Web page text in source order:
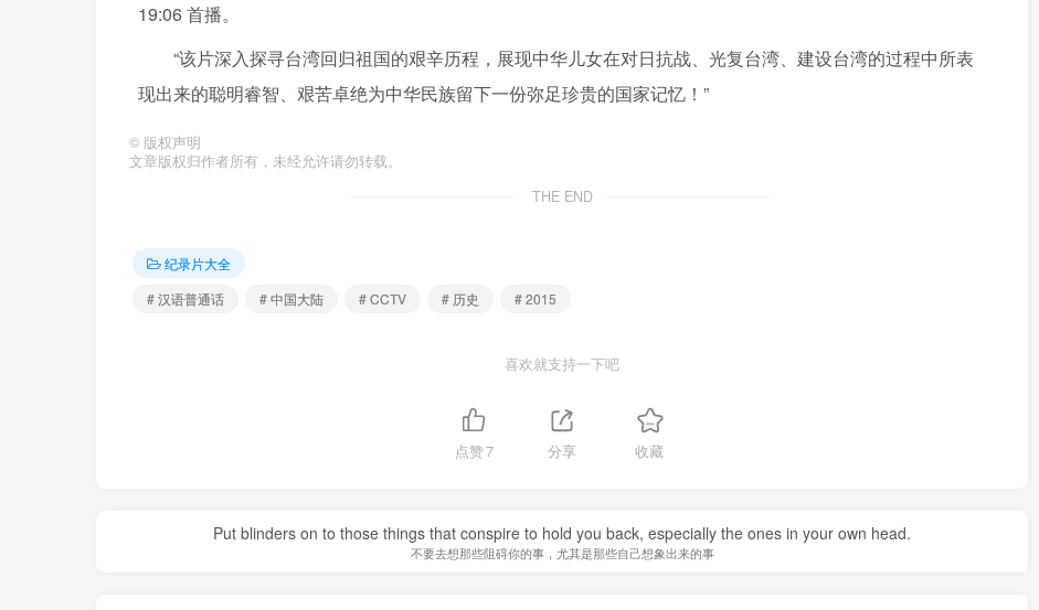
19:06 首播。
“该片深入探寻台湾回归祖国的艰辛历程，展现中华儿女在对日抗战、光复台湾、建设台湾的过程中所表
现出来的聪明睿智、艰苦卓绝为中华民族留下一份弥足珍贵的国家记忆！”
© 版权声明
文章版权归作者所有，未经允许请勿转载。
THE END
纪录片大全
# 汉语普通话
# 中国大陆 # CCTV # 历史 # 2015
喜欢就支持一下吧
点赞7 分享 收藏
Put blinders on to those things that conspire to hold you back, especially the ones in your own head.
不要去想那些阻碍你的事，尤其是那些自己想象出来的事